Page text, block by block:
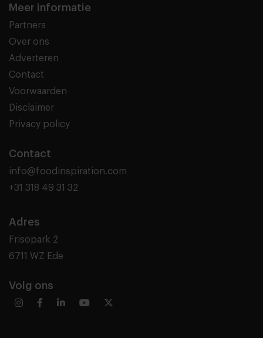
Meer informatie
Partners
Over ons
Adverteren
Contact
Voorwaarden
Disclaimer
Privacy policy
Contact
info@foodinspiration.com
+31 318 49 31 32
Adres
Frisopark 2
6711 WZ Ede
Volg ons